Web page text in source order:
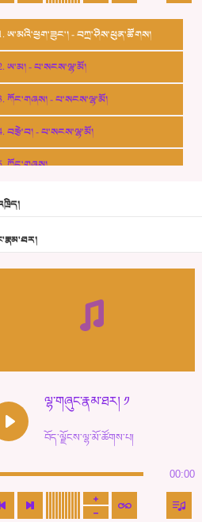
ཨ་མའི་ཕྱག་ཟུང་། - བཀྲ་ཤིས་ཕུན་ཚོགས།
ཨ་མ། - པ་སངས་ལྷ་མོ།
ཀོང་གཞས། - པ་སངས་ལྷ་མོ།
བརྩེ་བ། - པ་སངས་ལྷ་མོ།
ཀོང་གཞས།
ཆོལ་གསུམ་བྲོ་གཞས། - སྒྲོན་གསལ།
13. ཆུང་འདྲིས། - ཟླ་སྒྲོན།
ཤམ་པ་ལ་ཡི་སྲས་མོ།
ལྷ་གཞུང་རྣམ་ཐར། ༡
བོད་ལྗོངས་ལྷ་མོ་ཚོགས་པ།
00:00